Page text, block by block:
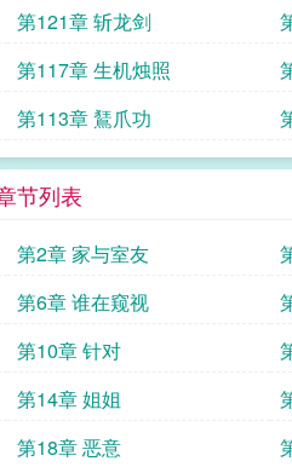
第121章 斩龙剑
第117章 生机烛照
第113章 鵟爪功
节列表
第2章 家与室友
第6章 谁在窥视
第10章 针对
第14章 姐姐
第18章 恶意